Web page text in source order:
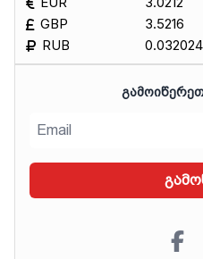
GBP
RUB
3.5216
0.032024